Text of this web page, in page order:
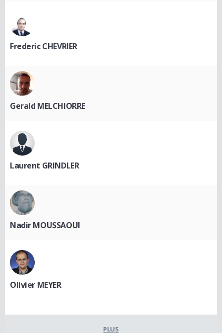
Frederic CHEVRIER
Gerald MELCHIORRE
Laurent GRINDLER
Nadir MOUSSAOUI
Olivier MEYER
PLUS